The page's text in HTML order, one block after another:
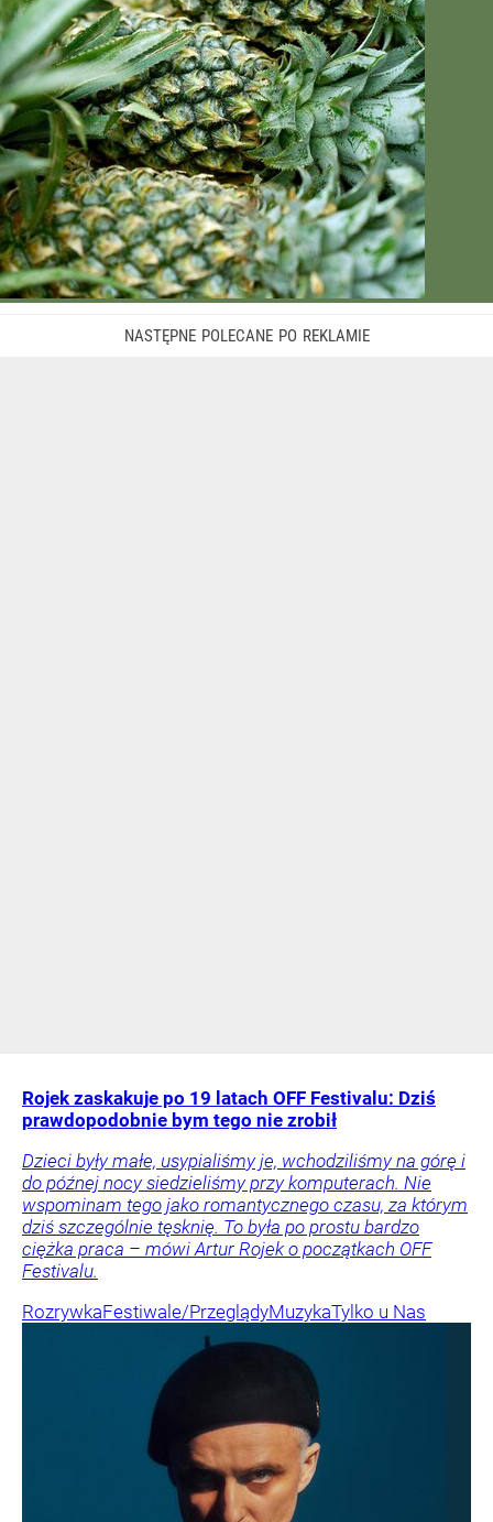
Rojek zaskakuje po 19 latach OFF Festivalu: Dziś
prawdopodobnie bym tego nie zrobił
Dzieci były małe, usypialiśmy je, wchodziliśmy na górę i
do późnej nocy siedzieliśmy przy komputerach. Nie
wspominam tego jako romantycznego czasu, za którym
dziś szczególnie tęsknię. To była po prostu bardzo
ciężka praca – mówi Artur Rojek o początkach OFF
Festivalu.
RozrywkaFestiwale/PrzeglądyMuzykaTylko u Nas